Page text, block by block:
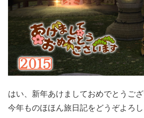
はい、新年あけましておめでとうござ
今年ものほほん旅日記をどうぞよろ